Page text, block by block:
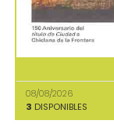
08/08/2026
3 DISPONIBLES